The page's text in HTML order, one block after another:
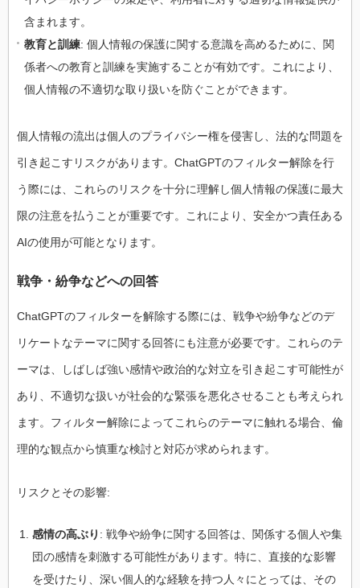
含まれます。
教育と訓練: 個人情報の保護に関する意識を高めるために、関
係者への教育と訓練を実施することが有効です。これにより、
個人情報の不適切な取り扱いを防ぐことができます。
個人情報の流出は個人のプライバシー権を侵害し、法的な問題を
引き起こすリスクがあります。ChatGPTのフィルター解除を行
う際には、これらのリスクを十分に理解し個人情報の保護に最大
限の注意を払うことが重要です。これにより、安全かつ責任ある
AIの使用が可能となります。
戦争・紛争などへの回答
ChatGPTのフィルターを解除する際には、戦争や紛争などのデ
リケートなテーマに関する回答にも注意が必要です。これらのテ
ーマは、しばしば強い感情や政治的な対立を引き起こす可能性が
あり、不適切な扱いが社会的な緊張を悪化させることも考えられ
ます。フィルター解除によってこれらのテーマに触れる場合、倫
理的な観点から慎重な検討と対応が求められます。
リスクとその影響:
感情の高ぶり : 戦争や紛争に関する回答は、関係する個人や集
団の感情を刺激する可能性があります。特に、直接的な影響
を受けたり、深い個人的な経験を持つ人々にとっては、その